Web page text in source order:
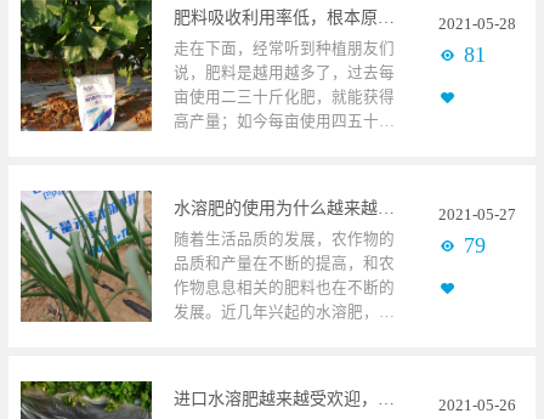
肥料吸收利用率低，根本原因是什么？
走在下面，经常听到种植朋友们
说，肥料是越用越多了，过去每
亩使用二三十斤化肥，就能获得
高产量；如今每亩使用四五十公
前期获得作物高产，但对改善土
壤并无效果。连年大量使用后，
跟回加剧土壤问题，引起土壤酸
碱失衡、土传病害的发生，使肥
料吸收利用率低，无法满足作物
营养元素含量比较低，一般不超
2021-05-28
81
水溶肥的使用为什么越来越广泛
随着生活品质的发展，农作物的
品质和产量在不断的提高，和农
作物息息相关的肥料也在不断的
发展。近几年兴起的水溶肥，也
年，土壤问题已然是种植户在种
2021-05-27
79
2021-05-26